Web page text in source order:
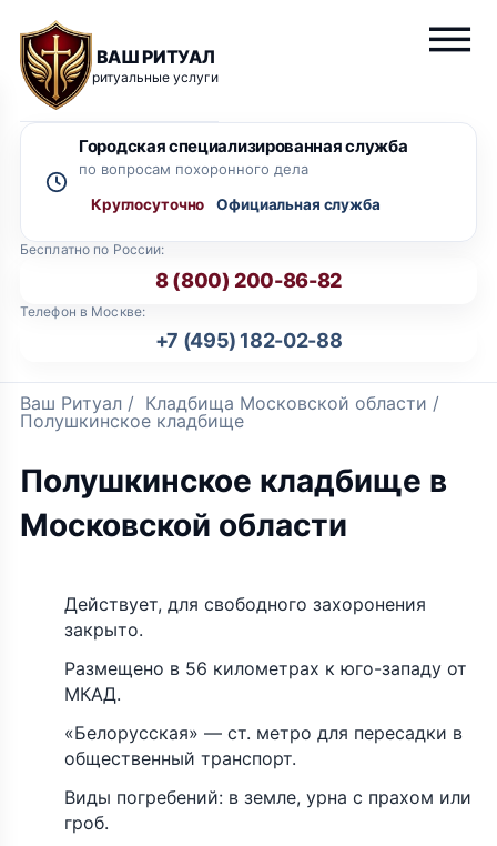
ВАШ РИТУАЛ
ритуальные услуги
Бесплатно по России:
8 (800) 200-86-82
Телефон в Москве:
+7 (495) 182-02-88
Городская специализированная служба
по вопросам похоронного дела
Круглосуточно
Ваш Ритуал / Кладбища Московской области /
Полушкинское кладбище
Полушкинское кладбище в
Московской области
Действует, для свободного захоронения
закрыто.
Размещено в 56 километрах к юго-западу от
МКАД.
«Белорусская» — ст. метро для пересадки в
общественный транспорт.
Виды погребений: в земле, урна с прахом или
гроб.